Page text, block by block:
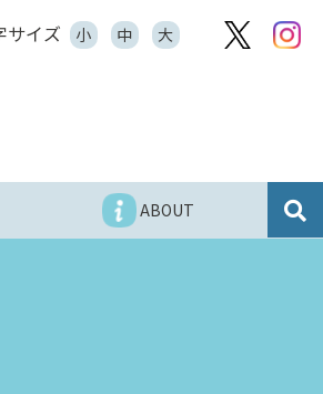
サイズ 小 中 大
ABOUT